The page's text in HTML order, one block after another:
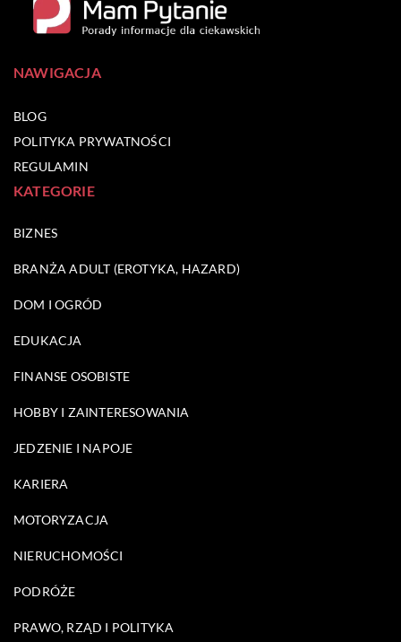
NAWIGACJA
BLOG
POLITYKA PRYWATNOŚCI
REGULAMIN
KATEGORIE
BIZNES
BRANŻA ADULT (EROTYKA, HAZARD)
DOM I OGRÓD
EDUKACJA
FINANSE OSOBISTE
HOBBY I ZAINTERESOWANIA
JEDZENIE I NAPOJE
KARIERA
MOTORYZACJA
NIERUCHOMOŚCI
PODRÓŻE
PRAWO, RZĄD I POLITYKA